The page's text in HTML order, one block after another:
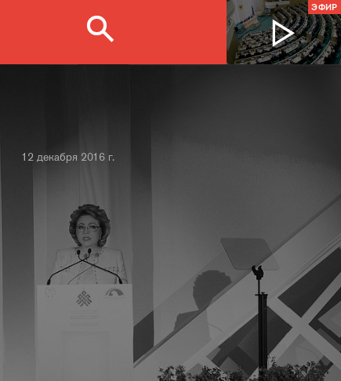
ЭФИР
12 декабря 2016 г.